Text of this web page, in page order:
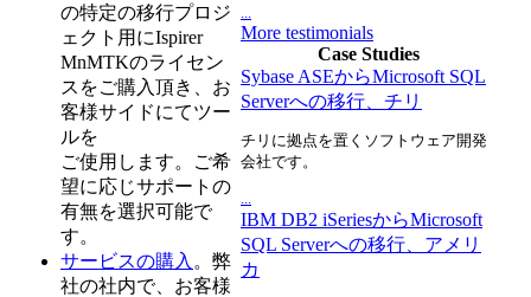
の特定の移行プロジ
ェクト用にIspirer
MnMTKのライセン
スをご購入頂き、お
客様サイドにてツー
ルを
ご使用します。ご希
望に応じサポートの
有無を選択可能で
す。
サービスの購入 。弊
社の社内で、お客様
More testimonials
Case Studies
Sybase ASEからMicrosoft SQL
Serverへの移行、チリ
チリに拠点を置くソフトウェア開発
会社です。
IBM DB2 iSeriesからMicrosoft
SQL Serverへの移行、アメリ
カ